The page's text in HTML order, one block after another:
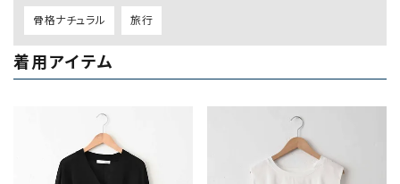
骨格ナチュラル 旅行
着用アイテム